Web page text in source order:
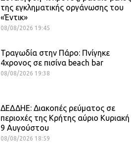
της εγκληματικής οργάνωσης του
«Έντικ»
08/08/2026 19:45
Τραγωδία στην Πάρο: Πνίγηκε
4χρονος σε πισίνα beach bar
08/08/2026 19:38
ΔΕΔΔΗΕ: Διακοπές ρεύματος σε
περιοχές της Κρήτης αύριο Κυριακή
9 Αυγούστου
08/08/2026 18:59